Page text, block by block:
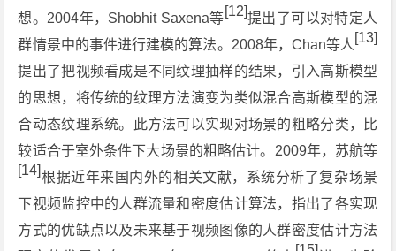
想。2004年，Shobhit Saxena等[12]提出了可以对特定人
群情景中的事件进行建模的算法。2008年，Chan等人 [13]
提出了把视频看成是不同纹理抽样的结果，引入高斯模型
的思想，将传统的纹理方法演变为类似混合高斯模型的混
合动态纹理系统。此方法可以实现对场景的粗略分类，比
较适合于室外条件下大场景的粗略估计。2009年，苏航等
[14]根据近年来国内外的相关文献，系统分析了复杂场景
下视频监控中的人群流量和密度估计算法，指出了各实现
方式的优缺点以及未来基于视频图像的人群密度估计方法